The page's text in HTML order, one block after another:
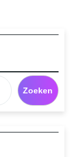
Zoeken